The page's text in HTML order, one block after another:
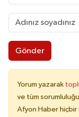
Gönder
Yorum yazarak
ve tüm
Afyon Haber